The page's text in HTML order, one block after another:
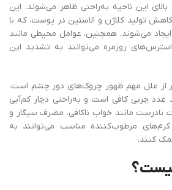
این ناحیه به‌راحتی ظاهر می‌شوند. این
تولید کلاژن و الاستین در پوست، که با
می‌شوند. همچنین، عوامل محیطی مانند
استرس‌های روزمره می‌توانند به تشدید این
از علل مهم ظهور چروک‌های دور چشم است،
غدد چربی کافی است و به‌راحتی دچار کم‌آبی
نادرست مانند خواب ناکافی، مصرف سیگار و
کرم‌های مرطوب‌کننده مناسب می‌توانند به
کنند.